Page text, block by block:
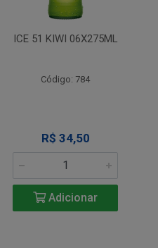
ICE 51 KIWI 06X275ML
Código: 784
R$ 34,50
Adicionar